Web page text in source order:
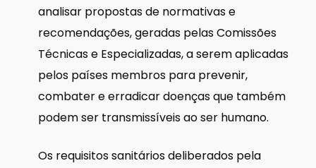
analisar propostas de normativas e
recomendações, geradas pelas Comissões
Técnicas e Especializadas, a serem aplicadas
pelos países membros para prevenir,
combater e erradicar doenças que também
podem ser transmissíveis ao ser humano.
Os requisitos sanitários deliberados pela